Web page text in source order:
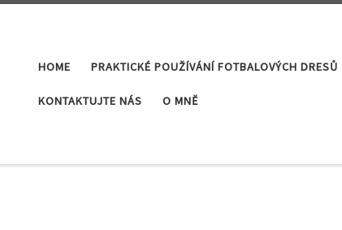
HOME PRAKTICKÉ POUŽÍVÁNÍ FOTBALOVÝCH DRESŮ
KONTAKTUJTE NÁS O MNĚ